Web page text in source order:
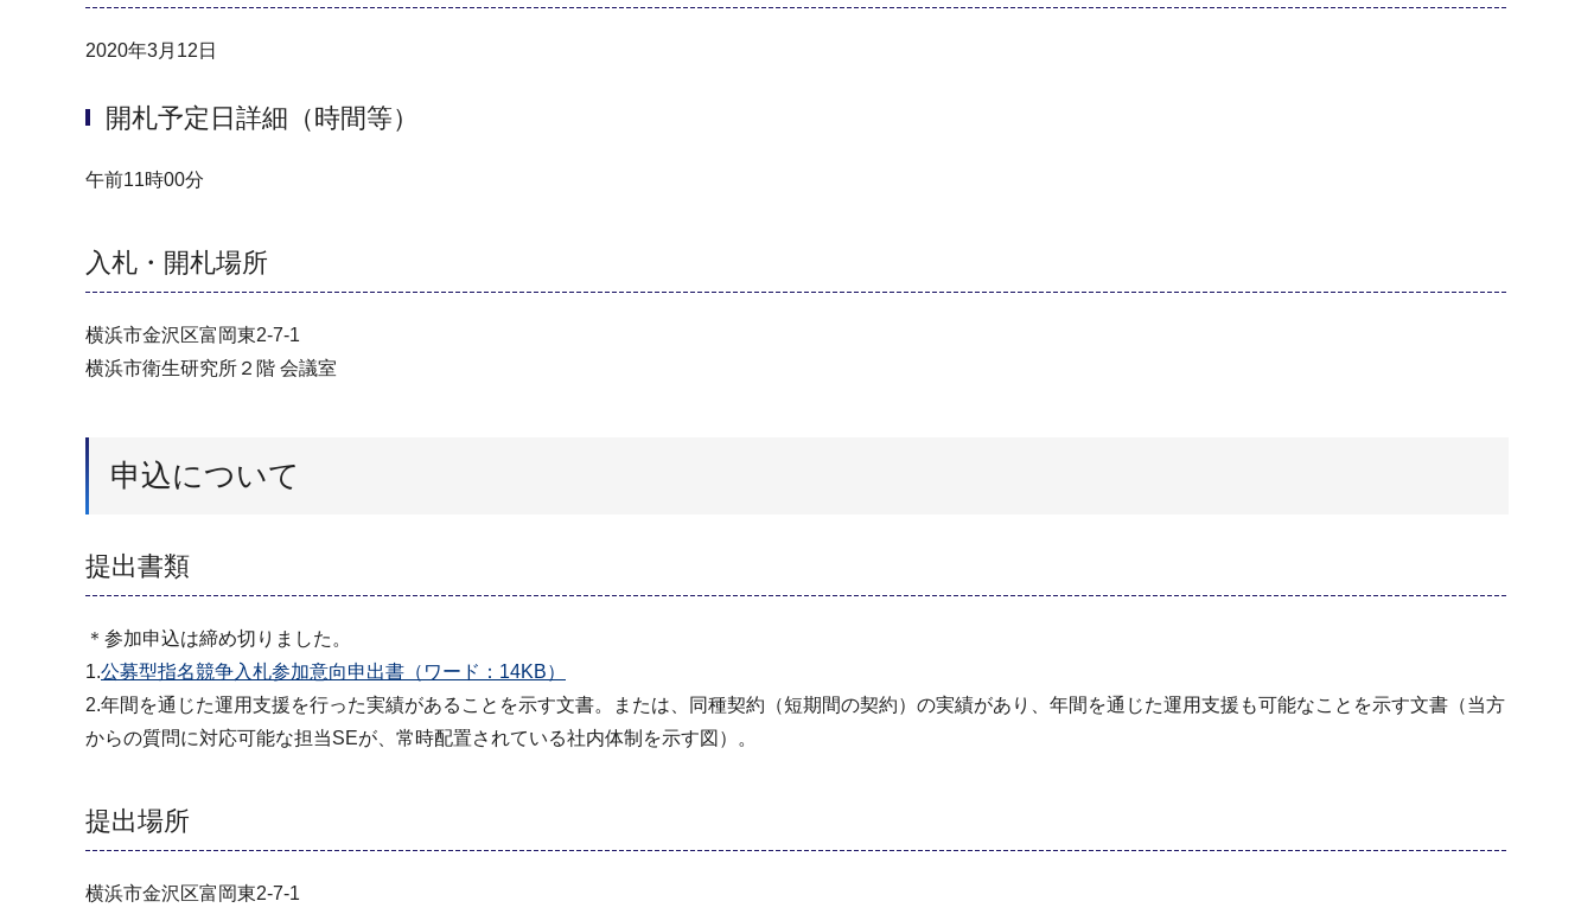
2020年3月12日
開札予定日詳細（時間等）
午前11時00分
入札・開札場所
横浜市⾦沢区富岡東2-7-1
横浜市衛⽣研究所２階 会議室
申込について
提出書類
＊参加申込は締め切りました。
1.公募型指名競争⼊札参加意向申出書（ワード：14KB）
2.年間を通じた運用支援を行った実績があることを示す文書。または、同種契約（短期間の契約）の実績があり、年間を通じた運用支援も可能なことを示す文書（当方
からの質問に対応可能な担当SEが、常時配置されている社内体制を示す図）。
提出場所
横浜市⾦沢区富岡東2-7-1